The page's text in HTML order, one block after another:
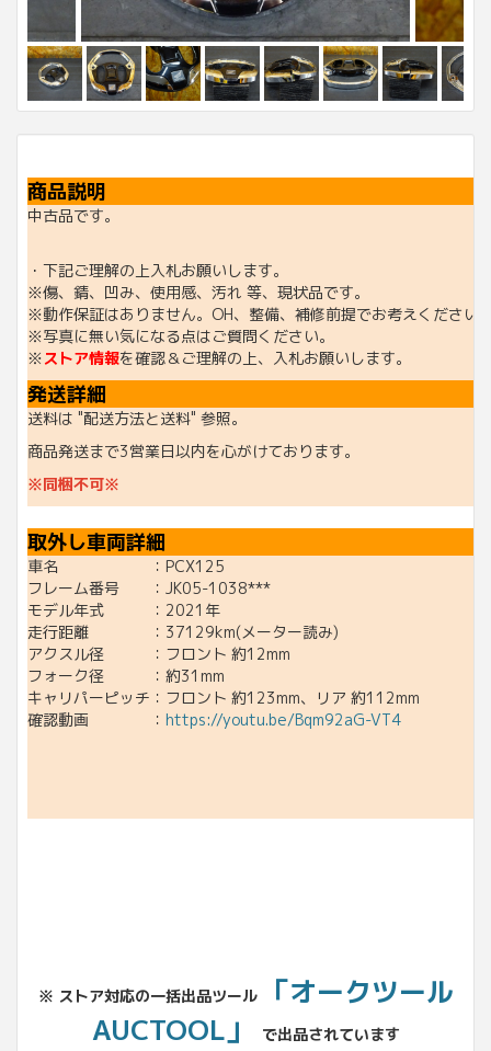
商品説明
中古品です。
・下記ご理解の上入札お願いします。
※傷、錆、凹み、使用感、汚れ 等、現状品です。
※動作保証はありません。OH、整備、補修前提でお考えください
※写真に無い気になる点はご質問ください。
※ストア情報を確認＆ご理解の上、入札お願いします。
発送詳細
送料は "配送方法と送料" 参照。
商品発送まで3営業日以内を心がけております。
※同梱不可※
取外し車両詳細
車名 ：PCX125
フレーム番号 ：JK05-1038***
モデル年式 ：2021年
走行距離 ：37129km(メーター読み)
アクスル径 ：フロント 約12mm
フォーク径 ：約31mm
キャリパーピッチ：フロント 約123mm、リア 約112mm
確認動画 ： https://youtu.be/Bqm92aG-VT4
※ ストア対応の一括出品ツール
「オークツール
AUCTOOL」
で出品されています